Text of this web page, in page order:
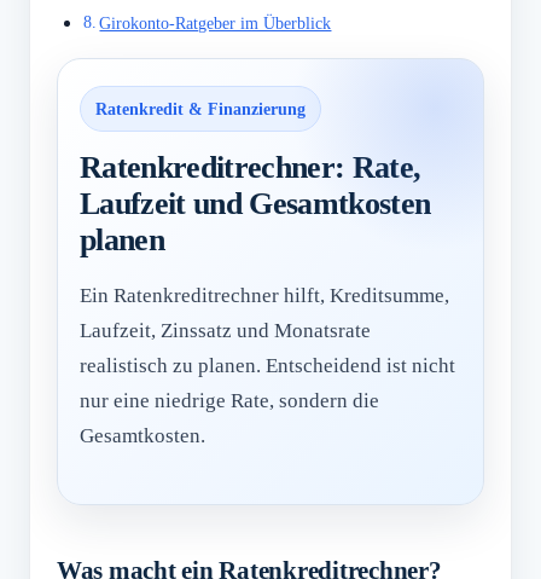
Girokonto-Ratgeber im Überblick
Ratenkredit & Finanzierung
Ratenkreditrechner: Rate,
Laufzeit und Gesamtkosten
planen
Ein Ratenkreditrechner hilft, Kreditsumme,
Laufzeit, Zinssatz und Monatsrate
realistisch zu planen. Entscheidend ist nicht
nur eine niedrige Rate, sondern die
Gesamtkosten.
Was macht ein Ratenkreditrechner?